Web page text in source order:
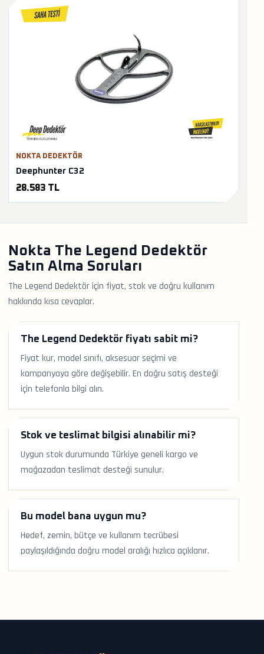
NOKTA DEDEKTÖR
Deephunter C32
28.583 TL
Nokta The Legend Dedektör
Satın Alma Soruları
The Legend Dedektör için fiyat, stok ve doğru kullanım
hakkında kısa cevaplar.
The Legend Dedektör fiyatı sabit mi?
Fiyat kur, model sınıfı, aksesuar seçimi ve
kampanyaya göre değişebilir. En doğru satış desteği
için telefonla bilgi alın.
Stok ve teslimat bilgisi alınabilir mi?
Uygun stok durumunda Türkiye geneli kargo ve
mağazadan teslimat desteği sunulur.
Bu model bana uygun mu?
Hedef, zemin, bütçe ve kullanım tecrübesi
paylaşıldığında doğru model aralığı hızlıca açıklanır.